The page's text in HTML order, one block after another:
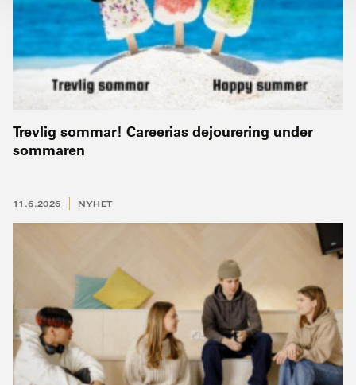
Trevlig sommar! Careerias dejourering under
sommaren
11.6.2026 NYHET